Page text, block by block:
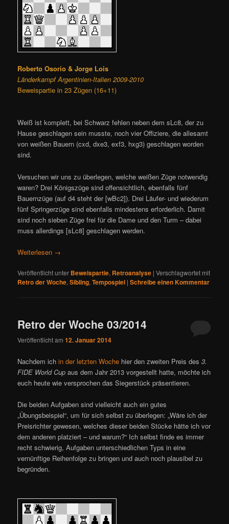
Roberto Osorio & Jorge Lois
Länderkampf Argentinien-Italien 2009-2010
Beweispartie in 23 Zügen (16+11)
Weiß ist komplett, bei Schwarz fehlen neben dem sLc8, der zu
Hause geschlagen sein musste, noch vier Offiziere, die allesamt
von weißen Bauern (cxd, dxe3, exf3, hxg3) geschlagen worden
sind.
Versuchen wir uns zu überlegen, welche weißen Züge notwendig
waren? Drei Königszüge sind offensichtlich, ebenfalls fünf
Bauernzüge (auf d4 steht der [wBc2]). Drei Läufer- und wiederum
fünf Springerzüge sind ebenfalls mindestens erforderlich. Damit
sind noch sieben Züge frei für die Dame und den Turm – dabei
muss allerdings [sLc8] geschlagen werden.
Weiterlesen →
Veröffentlicht unter Beweispartie, Retroanalyse |Verschlagwortet mit
Retro der Woche,Sibling,Tempospiel |Schreibe einen Kommentar
Retro der Woche 03/2014
Veröffentlicht am12. Januar 2014
Nachdem ichin der letzten Woche hier den zweiten Preis des3.
FIDE World Cup aus dem Jahr 2013 vorgestellt hatte, möchte ich
euch heute wie versprochen das Siegerstück präsentieren.
Die beiden Aufgaben sind vielleicht auch ein gutes
„Übungsbeispiel“, um für sich selbst zu überlegen: „Wäre ich der
Preisrichter gewesen, welches dieser beiden Stücke hätte ich vor
dem anderen platziert – und warum?“ Ich selbst finde es immer
recht schwierig, Aufgaben unterschiedlichen Typs in eine
vernünftige Reihenfolge zu bringen und auch noch plausibel zu
begründen.